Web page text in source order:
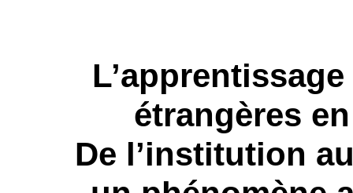
étrangères
De l’institution